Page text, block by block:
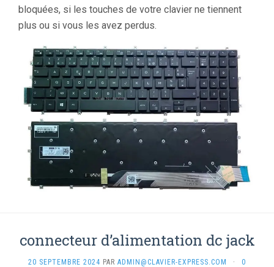
bloquées, si les touches de votre clavier ne tiennent
plus ou si vous les avez perdus.
connecteur d’alimentation dc jack
20 SEPTEMBRE 2024 PAR ADMIN@CLAVIER-EXPRESS.COM ·
0